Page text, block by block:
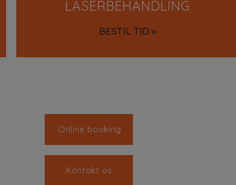
LASERBEHANDLING
BESTIL TID »
Online booking
Kontakt os